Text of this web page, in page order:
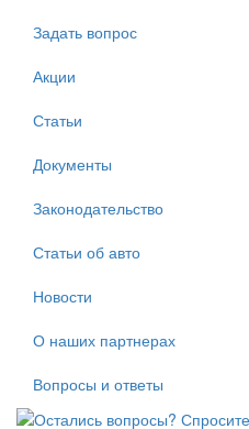
Задать вопрос
Акции
Статьи
Документы
Законодательство
Статьи об авто
Новости
О наших партнерах
Вопросы и ответы